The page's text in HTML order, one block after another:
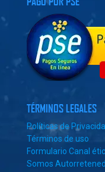
TÉRMINOS LEGALES
Políticas de
Términos de uso
Formulario Canal
Somos